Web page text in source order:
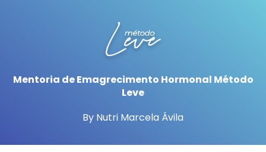
Mentoria de Emagrecimento Hormonal Método
Leve
By Nutri Marcela Ávila